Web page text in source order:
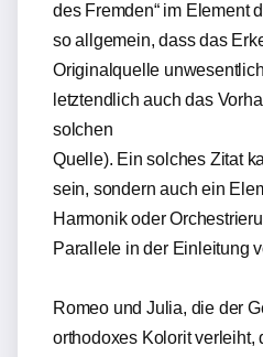
des Fremden“ im Element
so allgemein, dass das
Originalquelle
letztendlich auch das
solchen
Quelle). Ein solches Zitat
sein, sondern auch ein
Harmonik oder
Parallele in der Einleitung
Romeo und Julia, die der
orthodoxes Kolorit verleiht,